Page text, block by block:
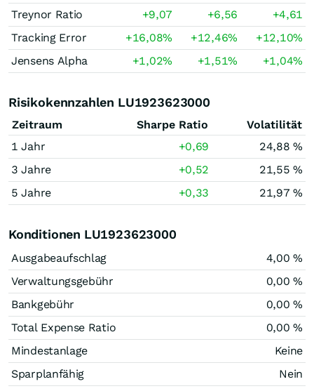
Treynor Ratio
+9,07 +6,56
+4,61
Tracking Error
+16,08% +12,46% +12,10%
Jensens Alpha
+1,02% +1,51% +1,04%
Risikokennzahlen LU1923623000
Zeitraum Sharpe Ratio
Volatilität
1 Jahr
+0,69
24,88 %
3 Jahre
+0,52
21,55 %
5 Jahre
+0,33 21,97 %
Konditionen LU1923623000
Ausgabeaufschlag
4,00 %
Verwaltungsgebühr
0,00 %
Bankgebühr
0,00 %
Total Expense Ratio
0,00 %
Mindestanlage
Keine
Sparplanfähig
Nein